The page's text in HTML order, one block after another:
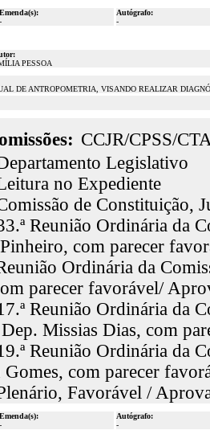
Emenda(s):
-
Autógrafo:
-
PESSOA
DE ANTROPOMETRIA, VISANDO REALIZAR
CCJR/CPSS/
Legislativo
no Expediente
de Constituição,
Reunião Ordinária da
com parecer
Ordinária da
parecer favorável/
Reunião Ordinária da
Missias Dias, com
Reunião Ordinária da
com parecer
Favorável /
Emenda(s):
-
Autógrafo:
-